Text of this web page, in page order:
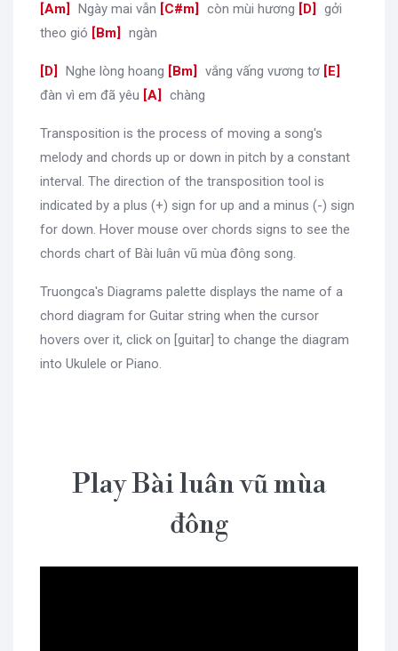
[Am Ngày mai vẫn [C#m còn mùi hương [D
gởi
theo gió [Bm ngàn
[D Nghe lòng hoang [Bm vắng vấng vương tơ [E
đàn vì em đã yêu [A chàng
Transposition is the process of moving a song's
melody and chords up or down in pitch by a constant
interval. The direction of the transposition tool is
indicated by a plus (+) sign for up and a minus (-) sign
for down. Hover mouse over chords signs to see the
chords chart of Bài luân vũ mùa đông song.
Truongca's Diagrams palette displays the name of a
chord diagram for Guitar string when the cursor
hovers over it, click on [guitar] to change the diagram
into Ukulele or Piano.
Play Bài luân vũ mùa
đông